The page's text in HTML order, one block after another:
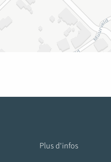
Plus d'infos